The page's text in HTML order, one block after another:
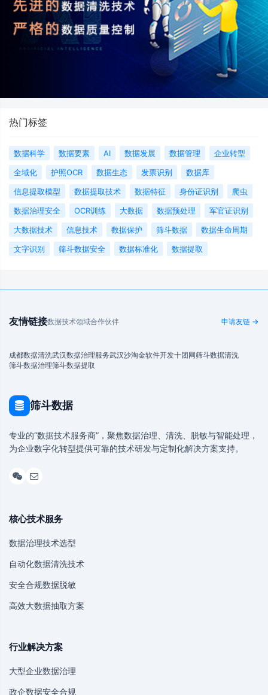
热门标签
数据科学 数据要素 AI 数据发展 数据管理
企业转型
全域化
护照OCR 数据生态 发票识别
数据库
信息提取模型
数据提取技术 数据特征 身份证识别
爬虫
数据治理安全
OCR训练 大数据 数据预处理
军官证识别
大数据技术
信息技术 数据保护 筛斗数据
数据生命周期
文字识别
筛斗数据安全 数据标准化 数据提取
友情链接数据技术领域合作伙伴 申请友链 →
成都数据清洗武汉数据治理服务武汉沙淘金软件开发十团网筛斗数据清洗
筛斗数据治理筛斗数据提取
筛斗数据
专业的“数据技术服务商”，聚焦数据治理、清洗、脱敏与智能处理，
为企业数字化转型提供可靠的技术研发与定制化解决方案支持。
核心技术服务
数据治理技术选型
自动化数据清洗技术
安全合规数据脱敏
高效大数据抽取方案
行业解决方案
大型企业数据治理
政企数据安全合规